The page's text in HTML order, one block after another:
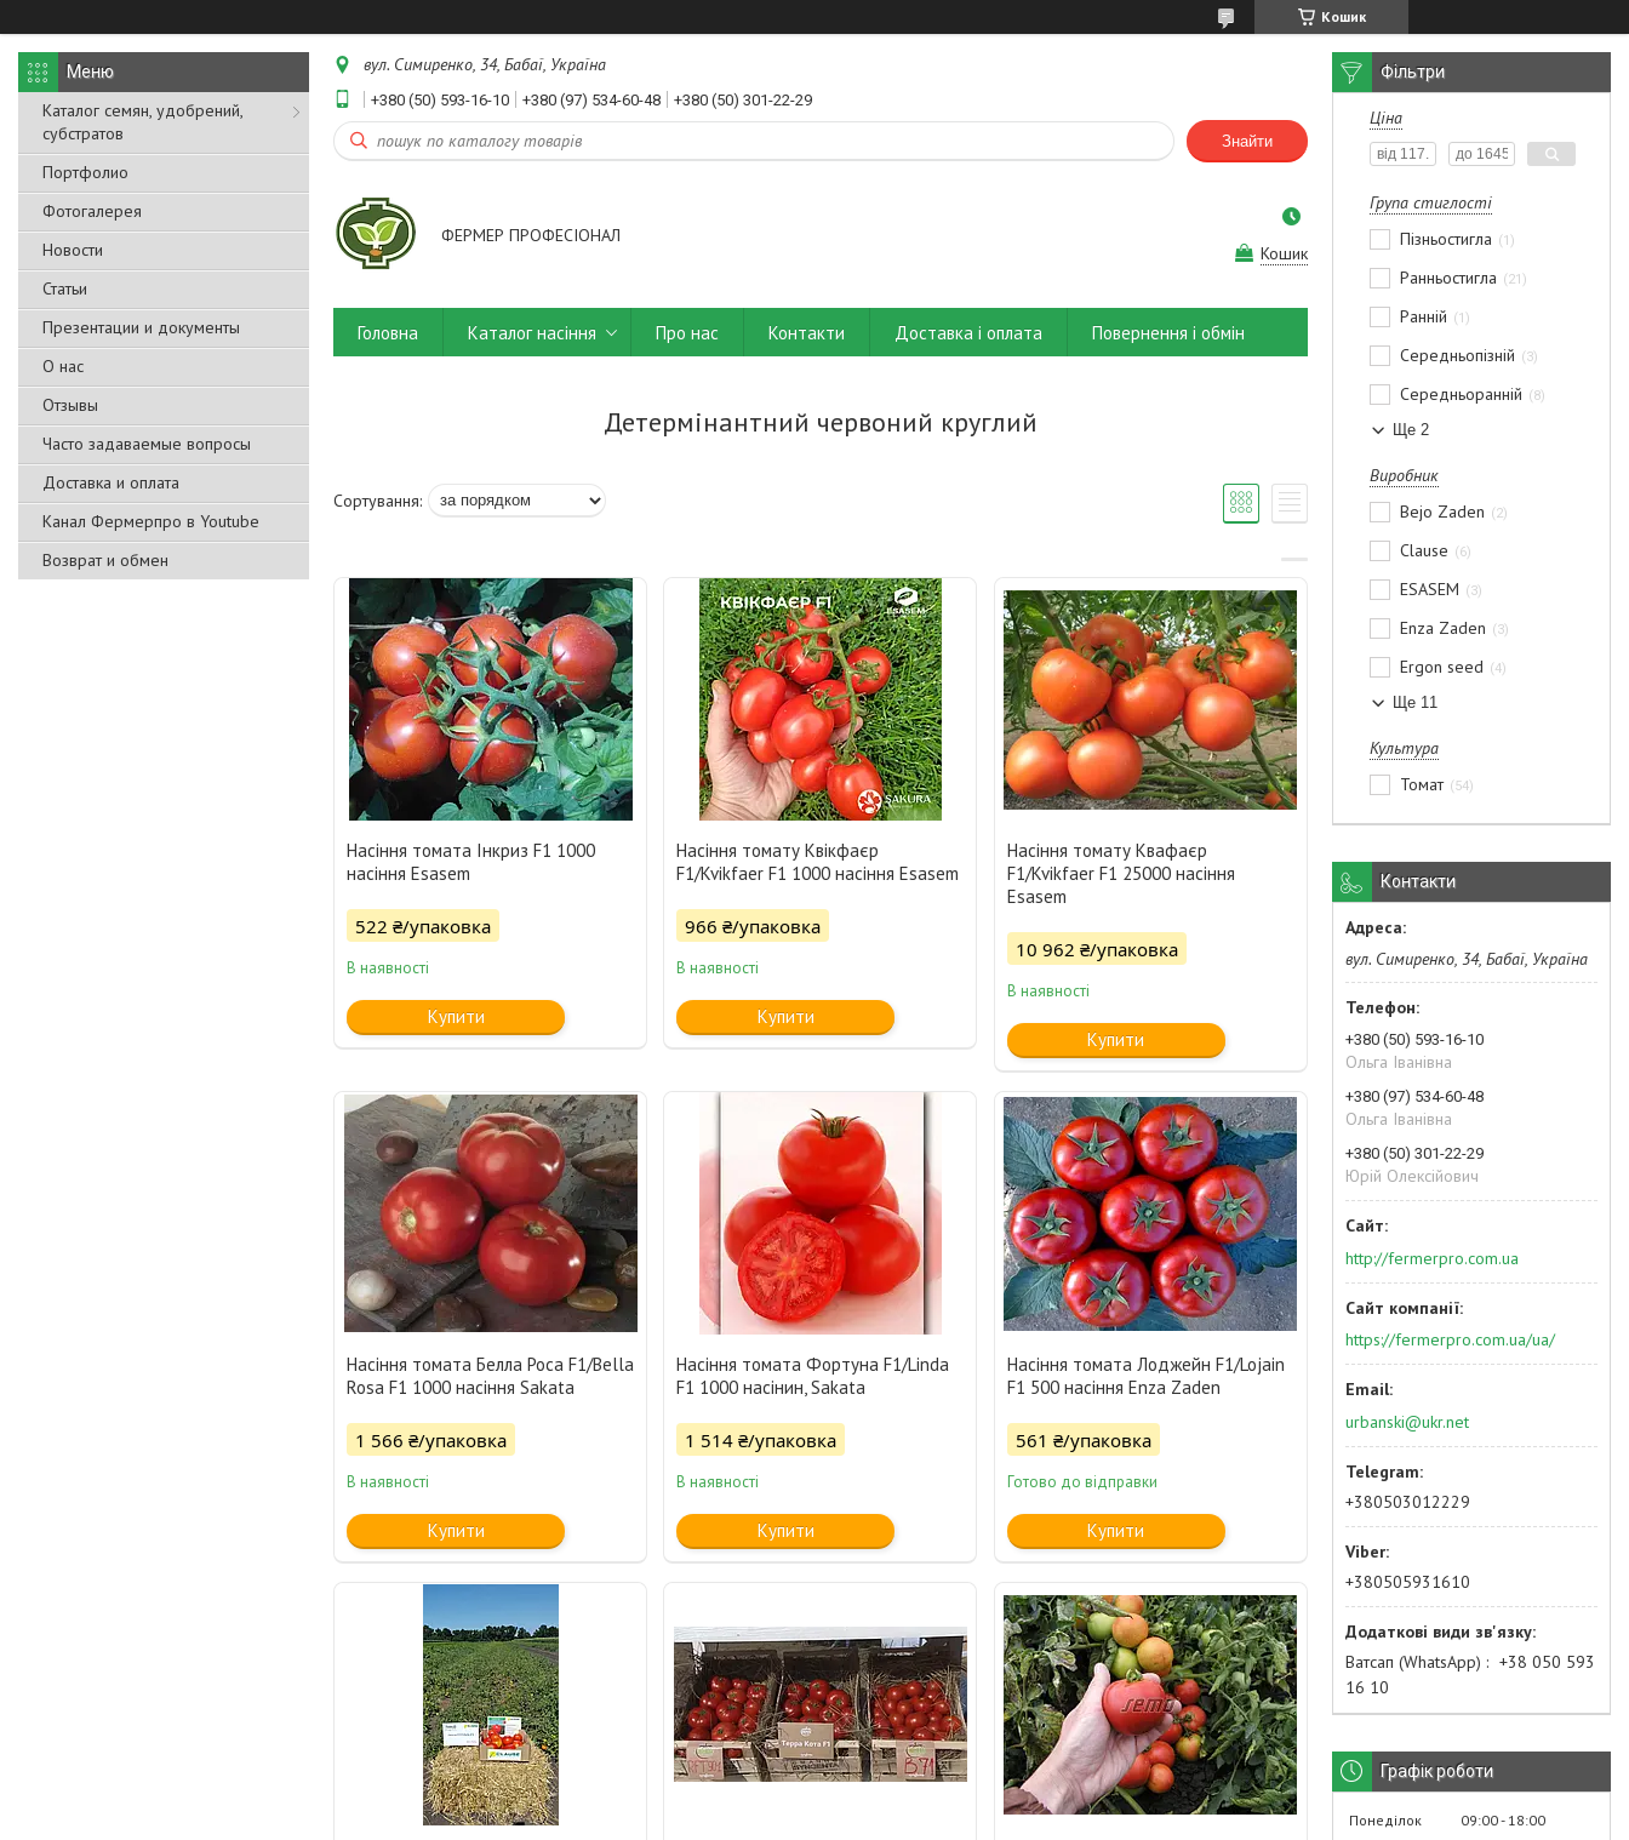
Кошик
Каталог семян, удобрений,
субстратов
Портфолио
Фотогалерея
Новости
Статьи
Презентации и документы
О нас
Отзывы
Часто задаваемые вопросы
Доставка и оплата
Канал Фермерпро в Youtube
Возврат и обмен
вул. Симиренко, 34, Бабаї, Україна
+380 (50) 593-16-10 +380 (97) 534-60-48 +380 (50) 301-22-29
Знайти
ФЕРМЕР ПРОФЕСІОНАЛ
Кошик
Головна Каталог насіння Про нас Контакти Доставка і оплата Повернення і обмін
Детермінантний червоний круглий
Насіння томата Інкриз F1 1000
насіння Esasem
522 ₴/упаковка
В наявності
Купити
Насіння томату Квікфаєр
F1/Kvikfaer F1 1000 насіння Esasem
966 ₴/упаковка
В наявності
Купити
Насіння томату Квафаєр
F1/Kvikfaer F1 25000 насіння
Esasem
10 962 ₴/упаковка
В наявності
Купити
Насіння томата Белла Роса F1/Bella
Rosa F1 1000 насіння Sakata
1 566 ₴/упаковка
В наявності
Купити
Насіння томата Фортуна F1/Linda
F1 1000 насінин, Sakata
1 514 ₴/упаковка
В наявності
Купити
Насіння томата Лоджейн F1/Lojain
F1 500 насіння Enza Zaden
561 ₴/упаковка
Готово до відправки
Купити
Фільтри
Ціна
Група стиглості
Пізньостигла
1
Ранньостигла 21
Ранній 1
Середньопізній 3
Середньоранній 8
Ще 2
Виробник
Bejo Zaden
2
Clause 6
ESASEM 3
Enza Zaden 3
Ergon seed 4
Ще 11
Культура
Томат
54
Контакти
вул. Симиренко, 34, Бабаї, Україна
+380 (50) 593-16-10
Ольга Іванівна
+380 (97) 534-60-48
Ольга Іванівна
+380 (50) 301-22-29
Юрій Олексійович
http://fermerpro.com.ua
https://fermerpro.com.ua/ua/
urbanski@ukr.net
+380503012229
+380505931610
Ватсап (WhatsApp)
+38 050 593
16 10
Графік роботи
Понеділок 09:00 18:00